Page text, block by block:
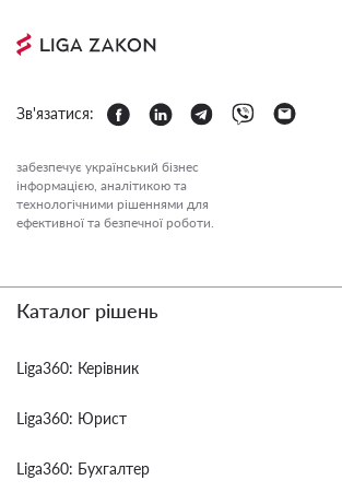
Зв'язатися:
забезпечує український бізнес
інформацією, аналітикою та
технологічними рішеннями для
ефективної та безпечної роботи.
Каталог рішень
Liga360: Керівник
Liga360: Юрист
Liga360: Бухгалтер